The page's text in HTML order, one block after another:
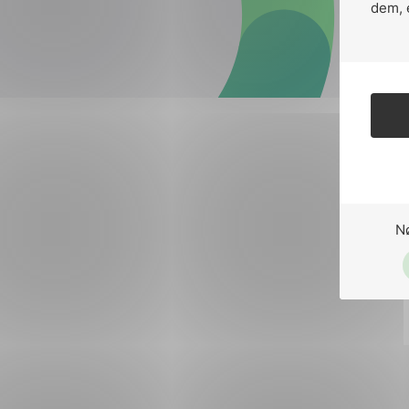
dem,
Forsvar og beredskap
Industri og automatisering
Lavspenning
Maritime elinstallasjoner